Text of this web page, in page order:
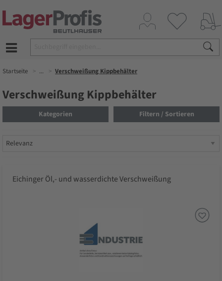
Startseite ... Verschweißung Kippbehälter
Verschweißung Kippbehälter
Kategorien Filtern / Sortieren
Eichinger Öl,- und wasserdichte Verschweißung